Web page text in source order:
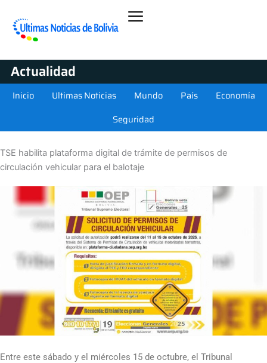
Actualidad
Inicio Ultimas Noticias Mundo País
Economía
Seguridad
TSE habilita plataforma digital de trámite de permisos de
circulación vehicular para el balotaje
Entre este sábado y el miércoles 15 de octubre, el Tribunal